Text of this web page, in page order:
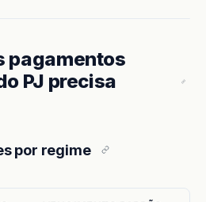
pagamentos
PJ precisa
por regime